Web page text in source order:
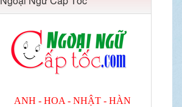
ANH - HOA - NHẬT - HÀN